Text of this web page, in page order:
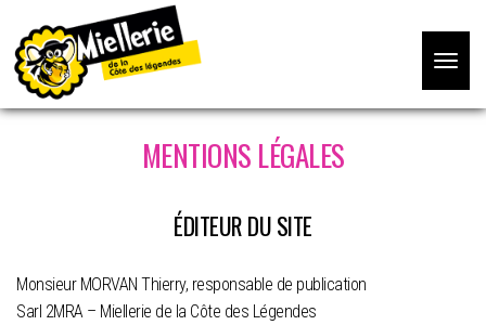
Toggle
MENTIONS LÉGALES
ÉDITEUR DU SITE
Monsieur MORVAN Thierry, responsable de publication
Sarl 2MRA – Miellerie de la Côte des Légendes